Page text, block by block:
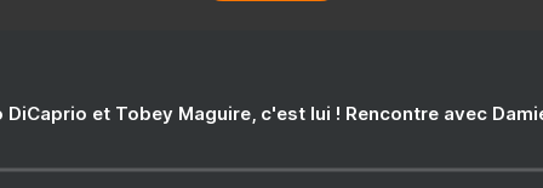
DiCaprio et Tobey Maguire, c'est lui ! Rencontre avec